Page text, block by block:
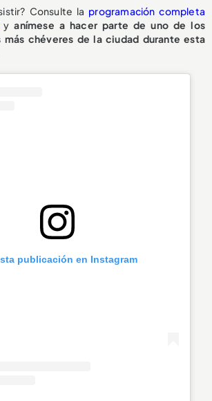
Consulte la programación completa
yanímese a hacer parte de uno de los
chéveres de la ciudad durante esta
publicación en Instagram